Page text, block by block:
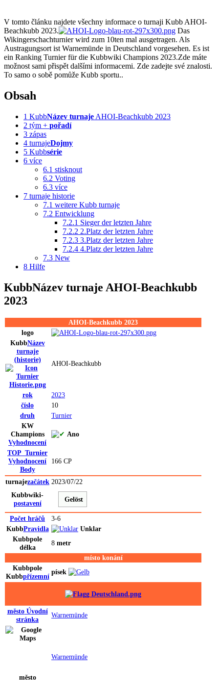
V tomto článku najdete všechny informace o turnaji Kubb AHOI-
Beachkubb 2023.
Das
Wikingerschachturnier wird zum 10ten mal ausgetragen. Als
Austragungsort ist Warnemünde in Deutschland vorgesehen. Es ist
ein Ranking Turnier für die Kubbwiki Champions 2023.Zde máte
možnost sami přispět dalšími informacemi. Zde zadejte své znalosti.
To samo o sobě pomůže Kubb sportu..
Obsah
1 KubbNázev turnaje AHOI-Beachkubb 2023
2 tým + pořadí
3 zápas
4 turnajeDojmy
5 Kubbsérie
6 více
6.1 stisknout
6.2 Voting
6.3 více
7 turnaje historie
7.1 weitere Kubb turnaje
7.2 Entwicklung
7.2.1 Sieger der letzten Jahre
7.2.2 2.Platz der letzten Jahre
7.2.3 3.Platz der letzten Jahre
7.2.4 4.Platz der letzten Jahre
7.3 New
8 Hilfe
KubbNázev turnaje AHOI-Beachkubb
2023
AHOI-Beachkubb 2023
logo
KubbNázev
turnaje
(historie)
AHOI-Beachkubb
rok
2023
číslo
10
druh
Turnier
KW
Champions
Vyhodnocení
Ano
TOP_Turnier
Vyhodnocení
Body
166 CP
turnajezačátek 2023/07/22
Kubbwiki-
postavení
Gelöst
Počet hráčů
3-6
KubbPravidla
Unklar
Kubbpole
délka
8 metr
místo konání
Kubbpole
Kubbpřízemní
písek
městoÚvodní
stránka
Warnemünde
město
Warnemünde